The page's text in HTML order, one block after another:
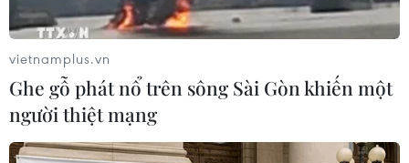
dậy nền kinh tế và khu vực.
Thông tin trên được các chuyên gia đưa ra tại
buổi tọa đàm “Chủ sở hữu Nhà nước: Hành động
và trách nhiệm hậu COVID-19 trường hợp
Vietnam Airlines” do Tổ tư vấn Kinh tế của Thủ
tướng Chính phủ tổ chức vào chiều 13/7.
vietnamplus.vn
Ghe gỗ phát nổ trên sông Sài Gòn khiến một
người thiệt mạng